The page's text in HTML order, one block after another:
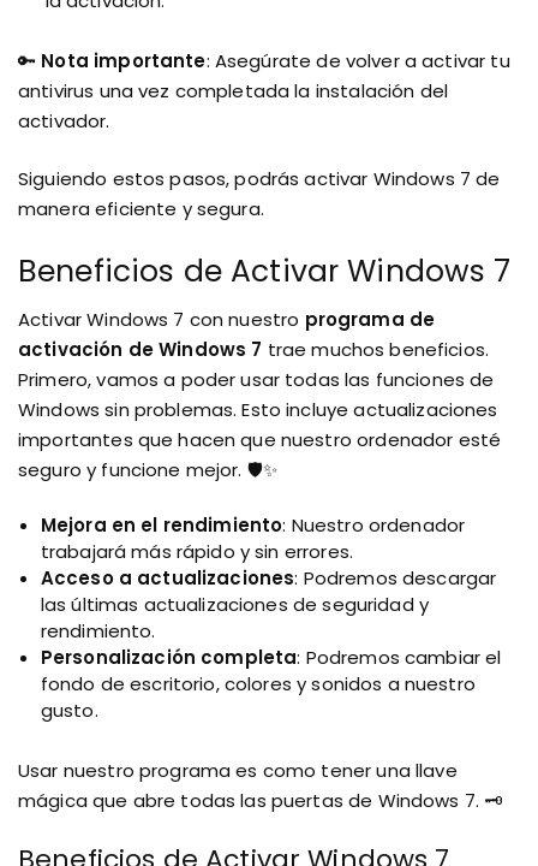
🔑 Nota importante: Asegúrate de volver a activar tu
antivirus una vez completada la instalación del
activador.
Siguiendo estos pasos, podrás activar Windows 7 de
manera eficiente y segura.
Beneficios de Activar Windows 7
Activar Windows 7 con nuestro programa de
activación de Windows 7 trae muchos beneficios.
Primero, vamos a poder usar todas las funciones de
Windows sin problemas. Esto incluye actualizaciones
importantes que hacen que nuestro ordenador esté
seguro y funcione mejor. 🛡️✨
Mejora en el rendimiento: Nuestro ordenador
trabajará más rápido y sin errores.
Acceso a actualizaciones: Podremos descargar
las últimas actualizaciones de seguridad y
rendimiento.
Personalización completa: Podremos cambiar el
fondo de escritorio, colores y sonidos a nuestro
gusto.
Usar nuestro programa es como tener una llave
mágica que abre todas las puertas de Windows 7. 🗝️